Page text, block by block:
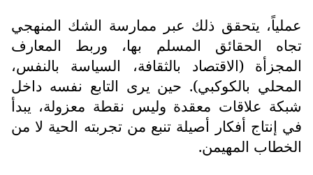
عملياً، يتحقق ذلك عبر ممارسة الشك المنهجي
تجاه الحقائق المسلم بها، وربط المعارف
المجزأة (الاقتصاد بالثقافة، السياسة بالنفس،
المحلي بالكوكبي). حين يرى التابع نفسه داخل
شبكة علاقات معقدة وليس نقطة معزولة، يبدأ
في إنتاج أفكار أصيلة تنبع من تجربته الحية لا من
الخطاب المهيمن.